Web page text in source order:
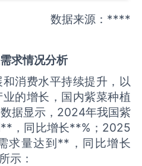
数据来源：****
求情况分析
消费水平持续提升，以
的增长，国内紫菜种植
据显示，2024年我国紫
，同比增长**%；2025
求量达到**，同比增长
示：